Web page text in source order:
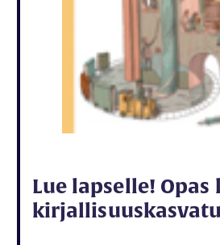
Lue lapselle! Opas